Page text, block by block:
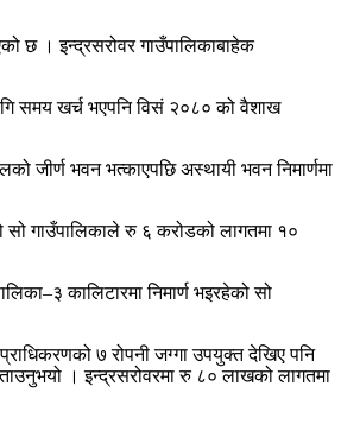
छ । इन्द्रसरोवर गाउँपालिकाबाहेक
समय खर्च भएपनि विसं २०८० को वैशाख
जीर्ण भवन भत्काएपछि अस्थायी भवन निमार्णमा
सो गाउँपालिकाले रु ६ करोडको लागतमा १०
कालिटारमा निमार्ण भइरहेको सो
७ रोपनी जग्गा उपयुक्त देखिए पनि
। इन्द्रसरोवरमा रु ८० लाखको लागतमा